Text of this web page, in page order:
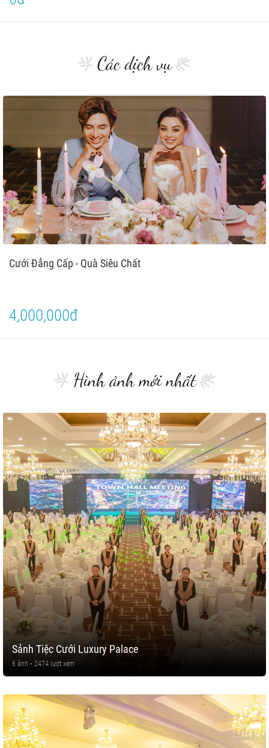
Các dịch vụ
Cưới Đẳng Cấp - Quà Siêu Chất
4,000,000đ
Hình ảnh mới nhất
Sảnh Tiệc Cưới Luxury Palace
6 ảnh • 2474 lượt xem